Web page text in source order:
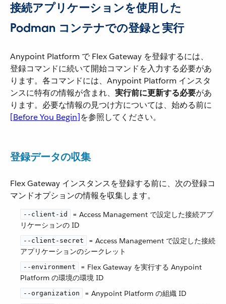
接続アプリケーションを使用した
Podman コンテナでの登録と実行
Anypoint Platform で Flex Gateway を登録するには、
登録コマンドに続いて開始コマンドを入力する必要があ
ります。各コマンドには、Anypoint Platform インスタ
ンスに特有の情報が含まれ、​ 実行前に更新する必要​があ
ります。必要な情報の見つけ方については、始める前に​
[Before You Begin]​を参照してください。
登録データの収集
Flex Gateway インスタンスを登録する前に、次の登録コ
マンドオプションの情報を収集します。
--client-id
​ = Access Management で設定した接続アプ
リケーションの ID
--client-secret
​ = Access Management で設定した接続
アプリケーションのシークレット
--environment
​ = Flex Gateway を実行する Anypoint
Platform の環境の環境 ID
--organization ​ = Anypoint Platform の組織 ID